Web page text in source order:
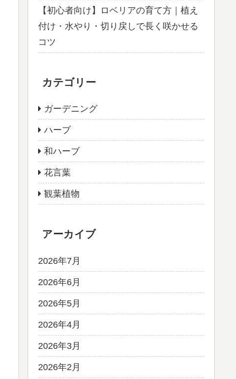
【初心者向け】ロベリアの育て方｜植え
付け・水やり・切り戻しで長く咲かせる
コツ
カテゴリー
ガーデニング
ハーブ
和ハーブ
花言葉
観葉植物
アーカイブ
2026年7月
2026年6月
2026年5月
2026年4月
2026年3月
2026年2月